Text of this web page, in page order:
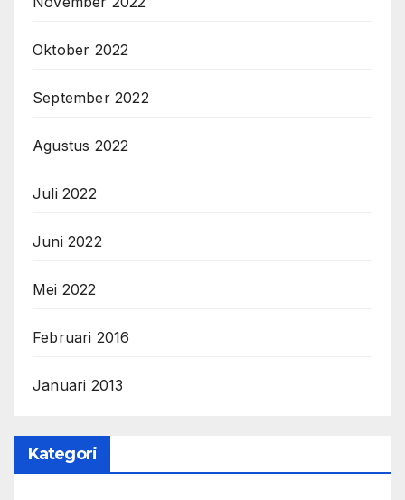
Oktober 2022
September 2022
Agustus 2022
Juli 2022
Juni 2022
Mei 2022
Februari 2016
Januari 2013
Kategori